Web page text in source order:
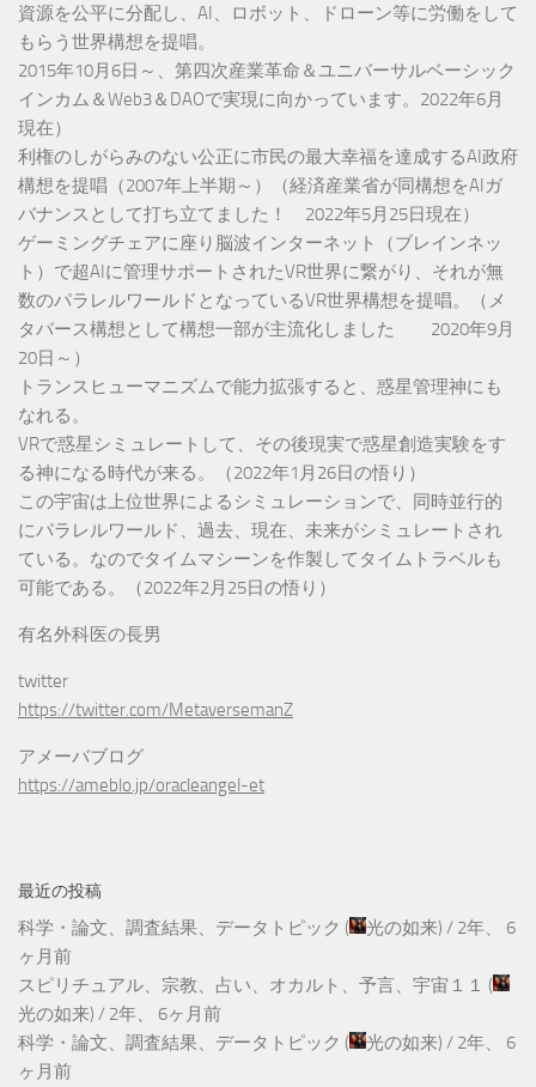
資源を公平に分配し、AI、ロボット、ドローン等に労働をして
もらう世界構想を提唱。
2015年10月6日～、第四次産業革命＆ユニバーサルベーシック
インカム＆Web3＆DAOで実現に向かっています。2022年6月
現在）
利権のしがらみのない公正に市民の最大幸福を達成するAI政府
構想を提唱（2007年上半期～）（経済産業省が同構想をAIガ
バナンスとして打ち立てました！ 2022年5月25日現在）
ゲーミングチェアに座り脳波インターネット（ブレインネッ
ト）で超AIに管理サポートされたVR世界に繋がり、それが無
数のパラレルワールドとなっているVR世界構想を提唱。（メ
タバース構想として構想一部が主流化しました 2020年9月
20日～）
トランスヒューマニズムで能力拡張すると、惑星管理神にも
なれる。
VRで惑星シミュレートして、その後現実で惑星創造実験をす
る神になる時代が来る。（2022年1月26日の悟り）
この宇宙は上位世界によるシミュレーションで、同時並行的
にパラレルワールド、過去、現在、未来がシミュレートされ
ている。なのでタイムマシーンを作製してタイムトラベルも
可能である。（2022年2月25日の悟り）
有名外科医の長男
twitter
https://twitter.com/MetaversemanZ
アメーバブログ
https://ameblo.jp/oracleangel-et
最近の投稿
科学・論文、調査結果、データトピック ( 光の如来) / 2年、 6
ヶ月前
スピリチュアル、宗教、占い、オカルト、予言、宇宙１１ (
光の如来) / 2年、 6ヶ月前
科学・論文、調査結果、データトピック ( 光の如来) / 2年、 6
ヶ月前